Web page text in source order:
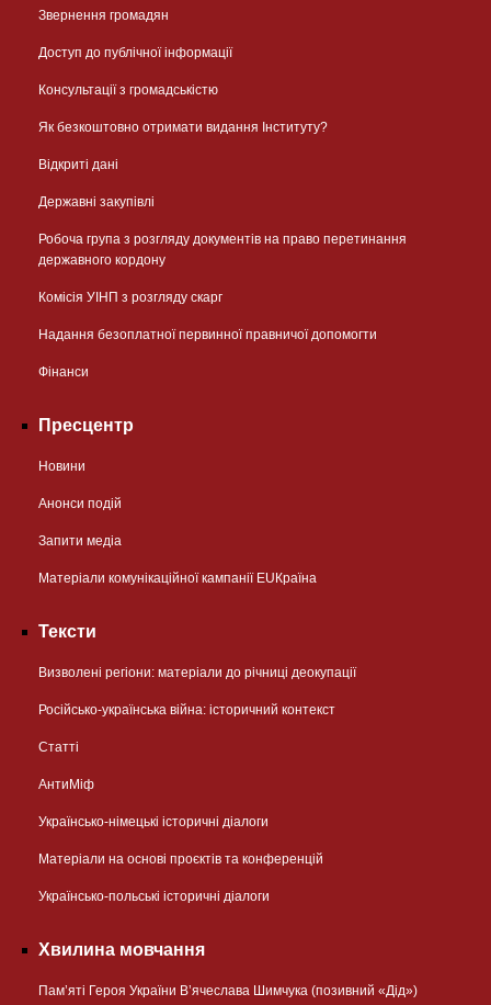
Звернення громадян
Доступ до публічної інформації
Консультації з громадськістю
Як безкоштовно отримати видання Інституту?
Відкриті дані
Державні закупівлі
Робоча група з розгляду документів на право перетинання
державного кордону
Комісія УІНП з розгляду скарг
Надання безоплатної первинної правничої допомогти
Фінанси
Пресцентр
Новини
Анонси подій
Запити медіа
Матеріали комунікаційної кампанії EUКраїна
Тексти
Визволені регіони: матеріали до річниці деокупації
Російсько-українська війна: історичний контекст
Статті
АнтиМіф
Українсько-німецькі історичні діалоги
Матеріали на основі проєктів та конференцій
Українсько-польські історичні діалоги
Хвилина мовчання
Пам’яті Героя України В’ячеслава Шимчука (позивний «Дід»)